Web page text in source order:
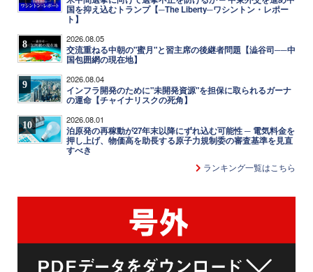
国を抑え込むトランプ【─The Liberty─ワシントン・レポー
ト】
8 2026.08.05
交流重ねる中朝の"蜜月"と習主席の後継者問題【澁谷司──中
国包囲網の現在地】
9 2026.08.04
インフラ開発のために"未開発資源"を担保に取られるガーナ
の運命【チャイナリスクの死角】
10 2026.08.01
泊原発の再稼動が27年末以降にずれ込む可能性 ─ 電気料金を
押し上げ、物価高を助長する原子力規制委の審査基準を見直
すべき
ランキング一覧はこちら